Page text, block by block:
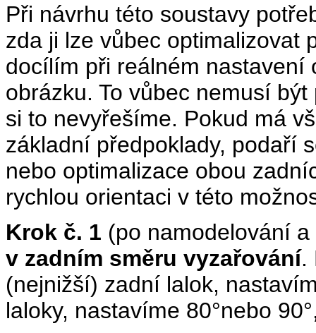
Při návrhu této soustavy
zda ji lze vůbec optimalizovat
docílím při reálném nastavení
obrázku. To vůbec nemusí
si to nevyřešíme. Pokud má
základní předpoklady, podaří
nebo optimalizace obou
rychlou orientaci v této
Krok č. 1 (po namodelování
v zadním směru vyzařování.
(nejnižší) zadní lalok,
laloky, nastavíme 80°nebo